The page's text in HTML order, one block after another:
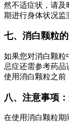
然不适症状，请及
期进行身体状况监
七、消白颗粒
如果您对消白颗粒
忌症还需参考药品
使用消白颗粒之前
八、注意事项
在使用消白颗粒期